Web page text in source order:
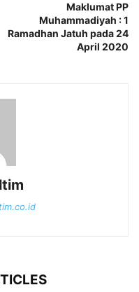
Maklumat PP
Muhammadiyah : 1
Ramadhan Jatuh pada 24
April 2020